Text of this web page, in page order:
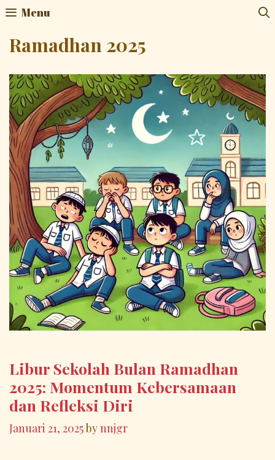
Skip
content
Menu
Ramadhan 2025
Libur Sekolah Bulan Ramadhan
2025: Momentum Kebersamaan
dan Refleksi Diri
Januari 21, 2025bynnjgr